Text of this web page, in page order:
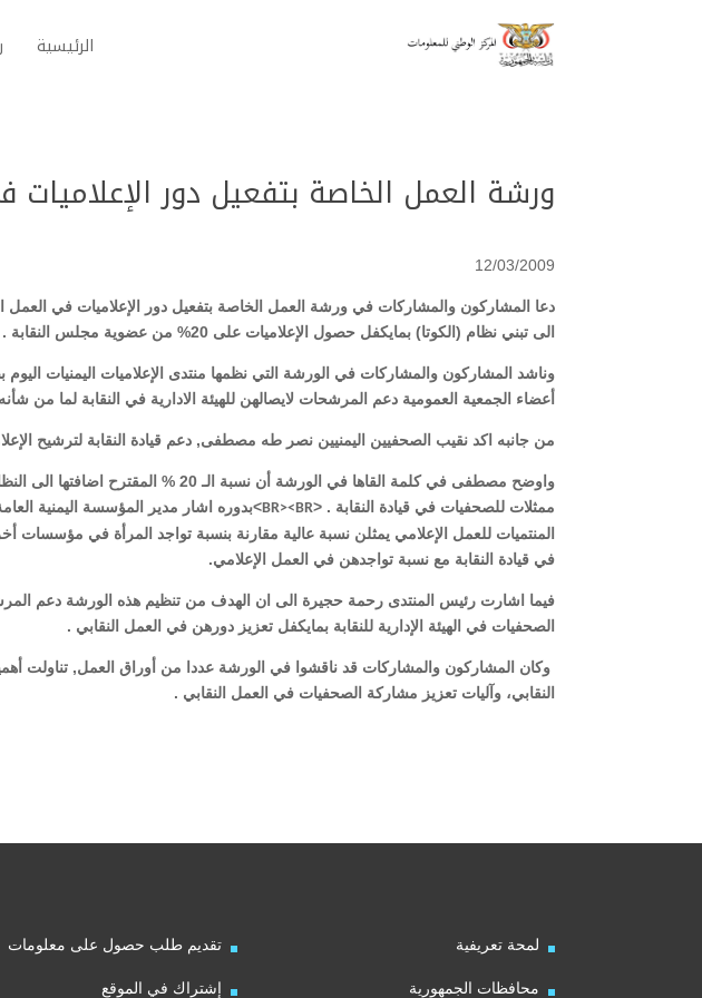
الرئيسية
ورشة العمل الخاصة بتفعيل دور
12/03/2009
دعا المشاركون والمشاركات في ورشة العمل الخاصة بتفعيل دور الإعلاميات في العمل
الى تبني نظام (الكوتا) بمايكفل حصول الإعلاميات على 20% من عضوية مجلس النقابة .
وناشد المشاركون والمشاركات في الورشة التي نظمها منتدى الإعلاميات اليمنيات اليوم
أعضاء الجمعية العمومية دعم المرشحات لايصالهن للهيئة الادارية في النقابة لما من
من جانبه اكد نقيب الصحفيين اليمنيين نصر طه مصطفى, دعم قيادة النقابة لترشيح
واوضح مصطفى في كلمة القاها في الورشة أن
ممثلات للصحفيات في قيادة النقابة . <BR><BR>بدوره اشار مدير المؤسسة اليمنية
المنتميات للعمل الإعلامي يمثلن نسبة عالية مقارنة بنسبة تواجد المرأة في مؤسسات
في قيادة النقابة مع نسبة تواجدهن في العمل الإعلامي.
فيما اشارت رئيس المنتدى رحمة حجيرة الى ان الهدف من تنظيم هذه الورشة دعم
الصحفيات في الهيئة الإدارية للنقابة بمايكفل تعزيز دورهن في العمل النقابي .
وكان المشاركون والمشاركات قد ناقشوا في الورشة عددا من أوراق العمل, تناولت
النقابي، وآليات تعزيز مشاركة الصحفيات في العمل النقابي .
لمحة تعريفية
محافظات الجمهورية
تقديم طلب حصول على معلومات
إشتراك في الموقع